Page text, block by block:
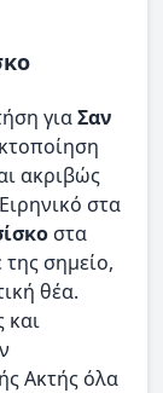
γιαΣαν
ακριβώς
στα
στα
σημείο,
θέα.
και
Ακτής όλα